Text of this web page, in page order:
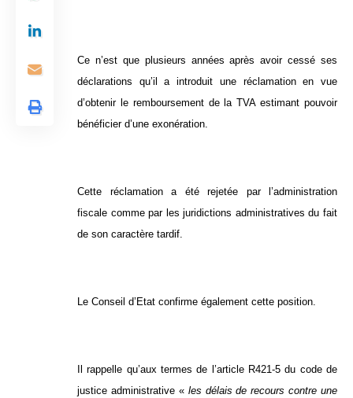
Ce n’est que plusieurs années après avoir cessé ses
déclarations qu’il a introduit une réclamation en vue
d’obtenir le remboursement de la TVA estimant pouvoir
bénéficier d’une exonération.
Cette réclamation a été rejetée par l’administration
fiscale comme par les juridictions administratives du fait
de son caractère tardif.
Le Conseil d’Etat confirme également cette position.
Il rappelle qu’aux termes de l’article R421-5 du code de
justice administrative « les délais de recours contre une